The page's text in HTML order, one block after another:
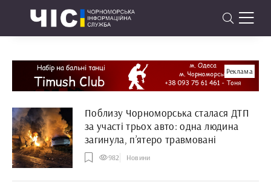
Реклама
Поблизу Чорноморська сталася ДТП
за участі трьох авто: одна людина
загинула, п’ятеро травмовані
982 Новини